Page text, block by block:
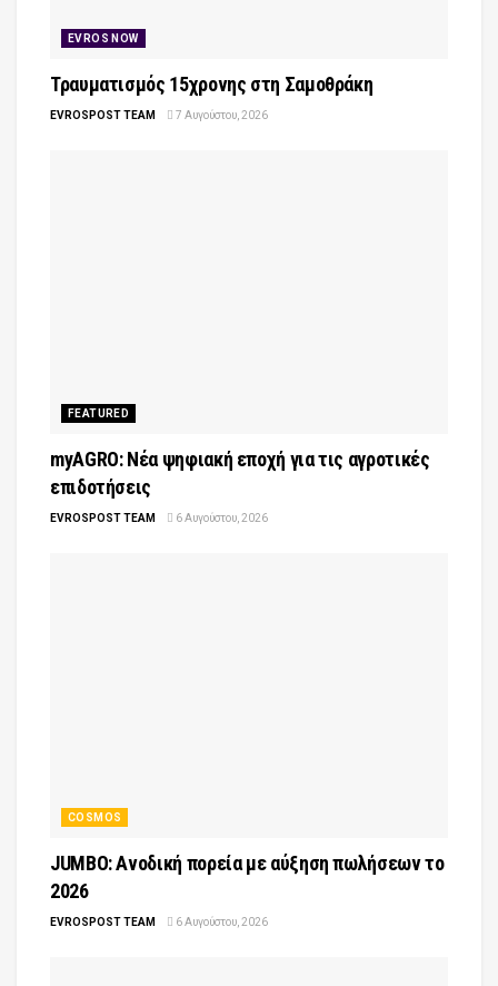
EVROS NOW
Τραυματισμός 15χρονης στη Σαμοθράκη
EVROSPOST TEAM 7 Αυγούστου, 2026
FEATURED
myAGRO: Νέα ψηφιακή εποχή για τις αγροτικές
επιδοτήσεις
EVROSPOST TEAM 6 Αυγούστου, 2026
COSMOS
JUMBO: Ανοδική πορεία με αύξηση πωλήσεων το
2026
EVROSPOST TEAM 6 Αυγούστου, 2026